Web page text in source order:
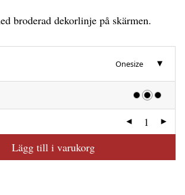
broderad dekorlinje på skärmen.
Onesize
Lägg till i varukorg